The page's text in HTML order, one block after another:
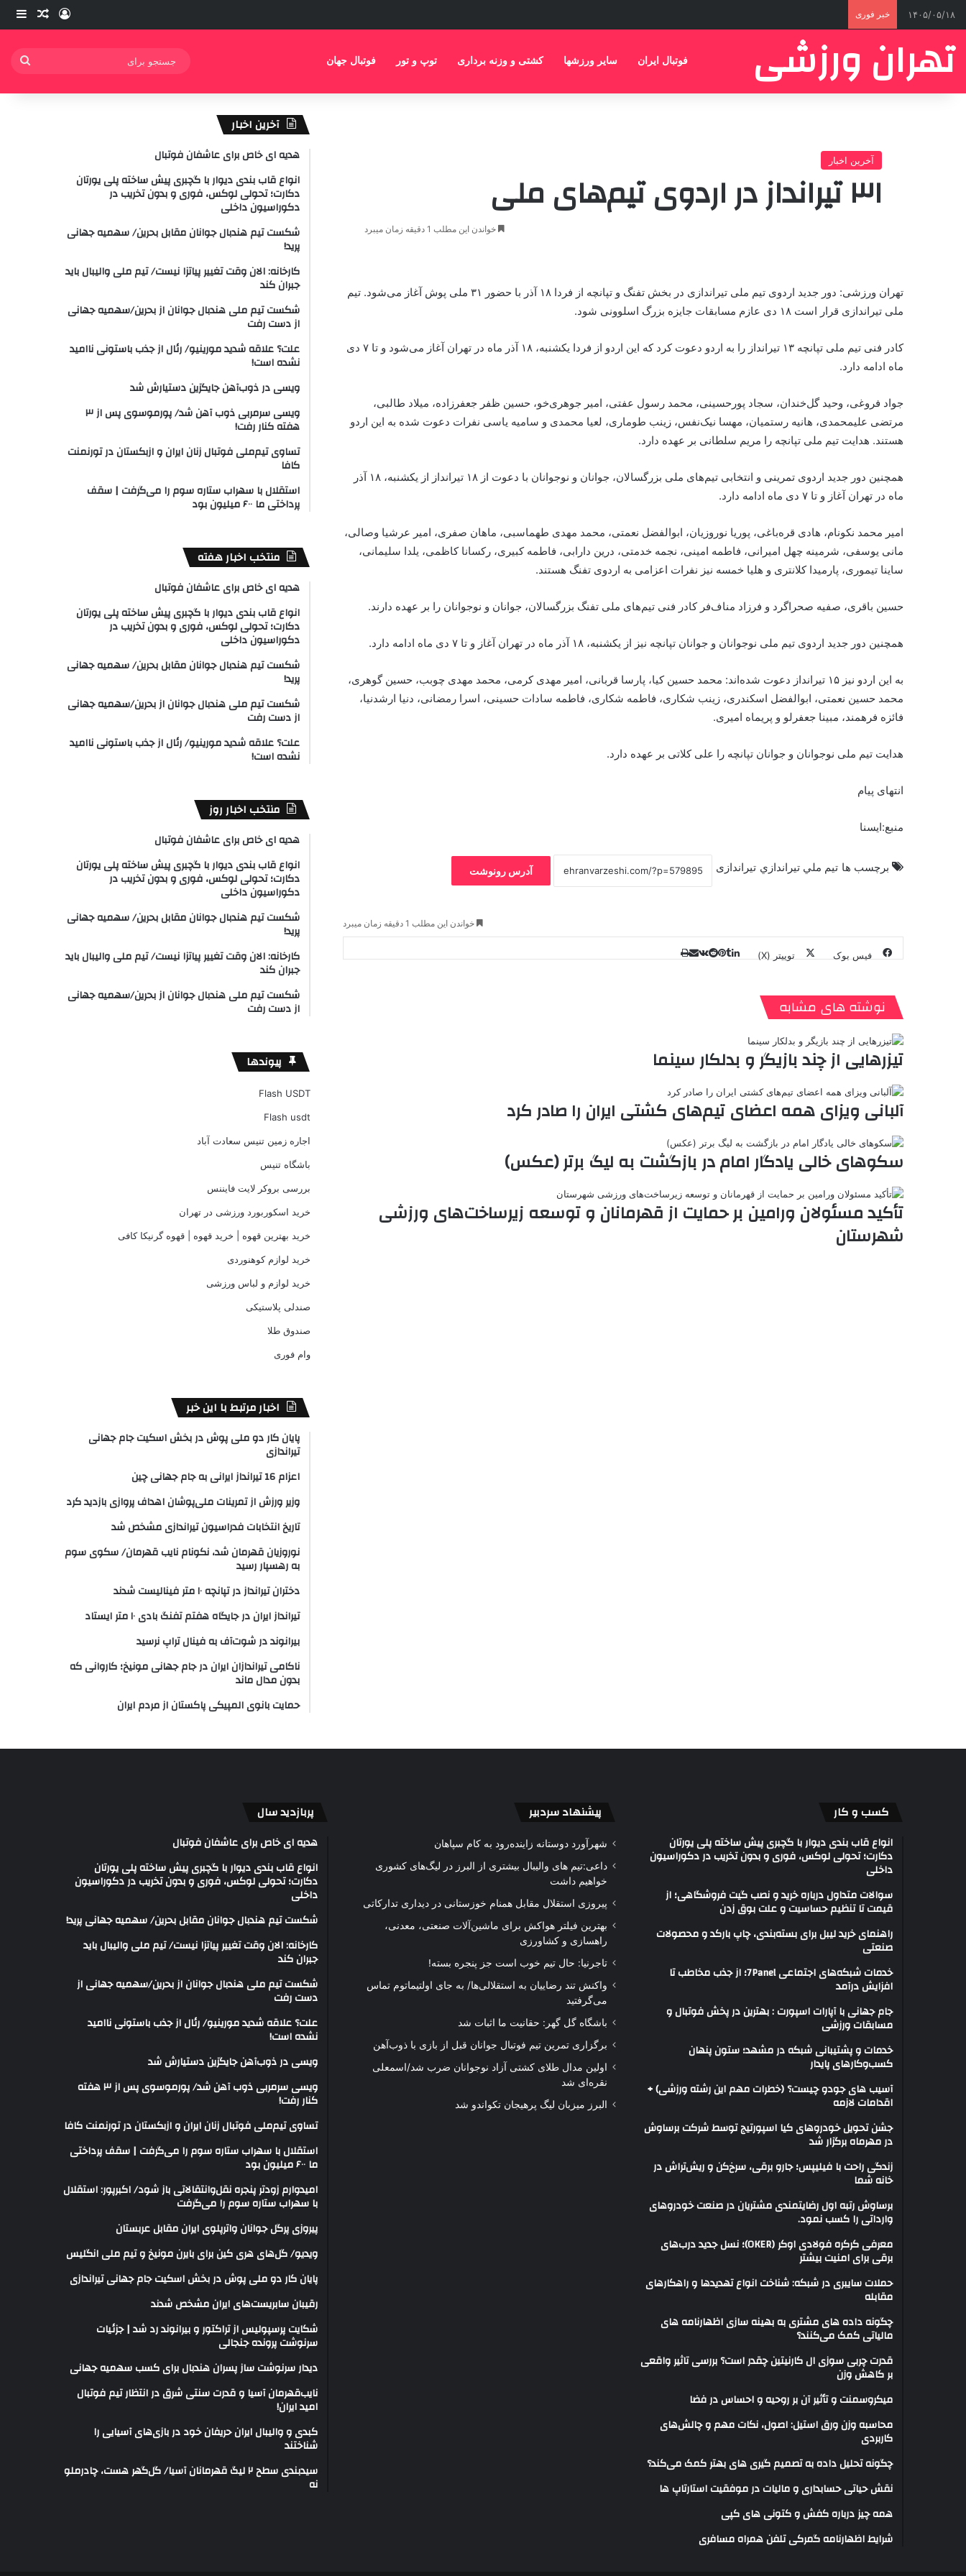
۱۴۰۵/۰۵/۱۸ خبر فوری ورود نوشته
تهران ورزشی فوتبال ایران سایر ورزشها کشتی و وزنه برداری توپ و تور فوتبال جهان
آخرین اخبار
۳۱ تیرانداز در اردوی تیم‌های ملی
خواندن این مطلب 1 دقیقه زمان میبرد
تهران ورزشی: دور جدید اردوی تیم ملی تیراندازی در بخش تفنگ و تپانچه از فردا ۱۸ آذر با حضور ۳۱ ملی پوش آغاز می‌شود. تیم
ملی تیراندازی قرار است ۱۸ دی عازم مسابقات جایزه بزرگ اسلوونی شود.
کادر فنی تیم ملی تپانچه ۱۳ تیرانداز را به اردو دعوت کرد که این اردو از فردا یکشنبه، ۱۸ آذر ماه در تهران آغاز می‌شود و تا ۷ دی
ماه ادامه دارد.
جواد فروغی، وحید گل‌خندان، سجاد پورحسینی، محمد رسول عفتی، امیر جوهری‌خو، حسین ظفر جعفرزاده، میلاد طالبی،
مرتضی علیمحمدی، هانیه رستمیان، مهسا نیک‌نفس، زینب طوماری، لعیا محمدی و سامیه یاسی نفرات دعوت شده به این اردو
هستند. هدایت تیم ملی تپانچه را مریم سلطانی بر عهده دارد.
همچنین دور جدید اردوی تمرینی و انتخابی تیم‌های ملی بزرگسالان، جوانان و نوجوانان با دعوت از ۱۸ تیرانداز از یکشنبه، ۱۸ آذر
ماه در تهران آغاز و تا ۷ دی ماه ادامه دارد.
امیر محمد نکونام، هادی قره‌باغی، پوریا نوروزیان، ابوالفضل نعمتی، محمد مهدی طهماسبی، ماهان صفری، امیر عرشیا وصالی،
مانی یوسفی، شرمینه چهل امیرانی، فاطمه امینی، نجمه خدمتی، درین دارابی، فاطمه کبیری، رکسانا کاظمی، یلدا سلیمانی،
ساینا تیموری، پارمیدا کلانتری و هلیا خمسه نیز نفرات اعزامی به اردوی تفنگ هستند.
حسین باقری، صفیه صحراگرد و فرزاد مناف‌فر کادر فنی تیم‌های ملی تفنگ بزرگسالان، جوانان و نوجوانان را بر عهده دارند.
همچنین دور جدید اردوی تیم ملی نوجوانان و جوانان تپانچه نیز از یکشنبه، ۱۸ آذر ماه در تهران آغاز و تا ۷ دی ماه ادامه دارد.
به این اردو نیز ۱۵ تیرانداز دعوت شده‌اند: محمد حسین کیا، پارسا قربانی، امیر مهدی کرمی، محمد مهدی چوبب، حسین گوهری،
محمد حسین نعمتی، ابوالفضل اسکندری، زینب شکاری، فاطمه شکاری، فاطمه سادات حسینی، اسرا رمضانی، دنیا ارشدنیا،
فائزه فرهمند، مبینا جعفرلو و پریماه امیری.
هدایت تیم ملی نوجوانان و جوانان تپانچه را علی کلاتی بر عهده دارد.
انتهای پیام
منبع:ایسنا
برچسب ها تيم ملي تيراندازي تیراندازی آدرس رونوشت
خواندن این مطلب 1 دقیقه زمان میبرد
فیس بوک توییتر (X)
ت
k
e
ه
نوشته های مشابه
تیزرهایی از چند بازیگر و بدلکار سینما
آلبانی ویزای همه اعضای تیم‌های کشتی ایران را صادر کرد
سکوهای خالی یادگار امام در بازگشت به لیگ برتر (عکس)
تأکید مسئولان ورامین بر حمایت از قهرمانان و توسعه زیرساخت‌های ورزشی
شهرستان
آخرین اخبار
هدیه ای خاص برای عاشفان فوتبال
انواع قاب بندی دیوار با گچبری پیش ساخته پلی یورتان
دکارت؛ تحولی لوکس، فوری و بدون تخریب در
دکوراسیون داخلی
شکست تیم هندبال جوانان مقابل بحرین/ سهمیه جهانی
پرید!
کارخانه: الان وقت تغییر پیاتزا نیست/ تیم ملی والیبال باید
جبران کند
شکست تیم ملی هندبال جوانان از بحرین/سهمیه جهانی
از دست رفت
علت؟ علاقه شدید مورینیو/ رئال از جذب باستونی ناامید
نشده است!
ویسی در ذوب‌آهن جایگزین دستیارش شد
ویسی سرمربی ذوب آهن شد/ پورموسوی پس از ۳
هفته کنار رفت!
تساوی تیم‌ملی فوتبال زنان ایران و ازبکستان در تورنمنت
کافا
استقلال با سهراب ستاره سوم را می‌گرفت | سقف
پرداختی ما ۶۰۰ میلیون بود
منتخب اخبار هفته
هدیه ای خاص برای عاشفان فوتبال
انواع قاب بندی دیوار با گچبری پیش ساخته پلی یورتان
دکارت؛ تحولی لوکس، فوری و بدون تخریب در
دکوراسیون داخلی
شکست تیم هندبال جوانان مقابل بحرین/ سهمیه جهانی
پرید!
شکست تیم ملی هندبال جوانان از بحرین/سهمیه جهانی
از دست رفت
علت؟ علاقه شدید مورینیو/ رئال از جذب باستونی ناامید
نشده است!
منتخب اخبار روز
هدیه ای خاص برای عاشفان فوتبال
انواع قاب بندی دیوار با گچبری پیش ساخته پلی یورتان
دکارت؛ تحولی لوکس، فوری و بدون تخریب در
دکوراسیون داخلی
شکست تیم هندبال جوانان مقابل بحرین/ سهمیه جهانی
پرید!
کارخانه: الان وقت تغییر پیاتزا نیست/ تیم ملی والیبال باید
جبران کند
شکست تیم ملی هندبال جوانان از بحرین/سهمیه جهانی
از دست رفت
پیوندها
Flash USDT
Flash usdt
اجاره زمین تنیس سعادت آباد
باشگاه تنیس
بررسی بروکر لایت فایننس
خرید اسکوربورد ورزشی در تهران
خرید بهترین قهوه | خرید قهوه | قهوه گرنیکا کافی
خرید لوازم کوهنوردی
خرید لوازم و لباس ورزشی
صندلی پلاستیکی
صندوق طلا
وام فوری
اخبار مرتبط با این خبر
پایان کار دو ملی پوش در بخش اسکیت جام جهانی
تیراندازی
اعزام 16 تیرانداز ایرانی به جام جهانی چین
وزیر ورزش از تمرینات ملی‌پوشان اهداف پروازی بازدید کرد
تاریخ انتخابات فدراسیون تیراندازی مشخص شد
نوروزیان قهرمان شد، نکونام نایب قهرمان/ سکوی سوم
به رهسپار رسید
دختران تیرانداز در تپانچه ۱۰ متر فینالیست شدند
تیرانداز ایران در جایگاه هفتم تفنگ بادی ۱۰ متر ایستاد
بیرانوند در شوت‌آف به فینال تراپ نرسید
ناکامی تیراندازان ایران در جام جهانی مونیخ؛ کاروانی که
بدون مدال ماند
حمایت بانوی المپیکی پاکستان از مردم ایران
کسب و کار
انواع قاب بندی دیوار با گچبری پیش ساخته پلی یورتان
دکارت؛ تحولی لوکس، فوری و بدون تخریب در دکوراسیون
داخلی
سوالات متداول درباره خرید و نصب گیت فروشگاهی؛ از
قیمت تا تنظیم حساسیت و علت بوق زدن
راهنمای خرید لیبل برای بسته‌بندی، چاپ بارکد و محصولات
صنعتی
خدمات شبکه‌های اجتماعی 7Panel؛ از جذب مخاطب تا
افزایش درآمد
جام جهانی با آپارات اسپورت : بهترین در پخش فوتبال و
مسابقات ورزشی
خدمات و پشتیبانی شبکه در مشهد؛ ستون پنهان
کسب‌وکارهای پایدار
آسیب های جودو چیست؟ (خطرات مهم این رشته ورزشی) +
اقدامات لازمه
جشن تحویل خودروهای کیا اسپورتیج توسط شرکت برساوش
در مهرماه برگزار شد
زندگی راحت با فیلیپس؛ جارو برقی، سرخ‌کن و ریش‌تراش در
خانه شما
برساوش رتبه اول رضایتمندی مشتریان در صنعت خودروهای
وارداتی را کسب نمود.
معرفی کرکره فولادی اوکر (OKER)؛ نسل جدید درب‌های
برقی برای امنیت بیشتر
حملات سایبری در شبکه: شناخت انواع تهدیدها و راهکارهای
مقابله
چگونه داده های مشتری به بهینه سازی اظهارنامه های
مالیاتی کمک می‌کنند؟
قدرت چربی سوزی ال کارنیتین چقدر است؟ بررسی تاثیر واقعی
بر کاهش وزن
میکروسمنت و تأثیر آن بر روحیه و احساس در فضا
محاسبه وزن ورق استیل: اصول، نکات مهم و چالش‌های
کاربردی
چگونه تحلیل داده به تصمیم گیری های بهتر کمک می‌کند؟
نقش حیاتی حسابداری و مالیات در موفقیت استارتاپ ها
همه چیز درباره کفش و کتونی های کپی
شرایط اظهارنامه گمرکی تلفن همراه مسافری
پیشنهاد سردبیر
شهرآورد دوستانه زاینده‌رود به کام سپاهان
داعی:تیم های والیبال بیشتری از البرز در لیگ‌های کشوری
خواهیم داشت
پیروزی استقلال مقابل همنام خوزستانی در دیداری تدارکاتی
بهترین فیلتر هواکش برای ماشین‌آلات صنعتی، معدنی،
راهسازی و کشاورزی
تاجرنیا: حال تیم خوب است جز پنجره بسته!
واکنش تند رضاییان به استقلالی‌ها/ به جای اولتیماتوم تماس
می‌گرفتید
باشگاه گل گهر: حقانیت ما اثبات شد
برگزاری تمرین تیم فوتبال جوانان قبل از بازی با ذوب‌آهن
اولین مدال طلای کشتی آزاد نوجوانان ضرب شد/اسمعلی
نقره‌ای شد
البرز میزبان لیگ پرهیجان تکواندو شد
پربازدید سال
هدیه ای خاص برای عاشفان فوتبال
انواع قاب بندی دیوار با گچبری پیش ساخته پلی یورتان
دکارت؛ تحولی لوکس، فوری و بدون تخریب در دکوراسیون
داخلی
شکست تیم هندبال جوانان مقابل بحرین/ سهمیه جهانی پرید!
کارخانه: الان وقت تغییر پیاتزا نیست/ تیم ملی والیبال باید
جبران کند
شکست تیم ملی هندبال جوانان از بحرین/سهمیه جهانی از
دست رفت
علت؟ علاقه شدید مورینیو/ رئال از جذب باستونی ناامید
نشده است!
ویسی در ذوب‌آهن جایگزین دستیارش شد
ویسی سرمربی ذوب آهن شد/ پورموسوی پس از ۳ هفته
کنار رفت!
تساوی تیم‌ملی فوتبال زنان ایران و ازبکستان در تورنمنت کافا
استقلال با سهراب ستاره سوم را می‌گرفت | سقف پرداختی
ما ۶۰۰ میلیون بود
امیدوارم زودتر پنجره نقل‌وانتقالاتی باز شود/ اکبرپور: استقلال
با سهراب ستاره سوم را می‌گرفت
پیروزی پرگل جوانان واترپلوی ایران مقابل عربستان
ویدیو/ گل‌های هری‌ کین برای بایرن مونیخ و تیم ملی انگلیس
پایان کار دو ملی پوش در بخش اسکیت جام جهانی تیراندازی
رقیبان سابریست‌های ایران مشخص شدند
شکایت پرسپولیس از تراکتور و بیرانوند رد شد | جزئیات
سرنوشت پرونده جنجالی
دیدار سرنوشت ساز پسران هندبال برای کسب سهمیه جهانی
نایب‌قهرمان آسیا و قدرت سنتی شرق در انتظار تیم فوتبال
امید ایران!
کبدی و والیبال ایران حریفان خود در بازی‌های آسیایی را
شناختند
سیدبندی سطح ۲ لیگ قهرمانان آسیا/ گل‌گهر هست، چادرملو
نه